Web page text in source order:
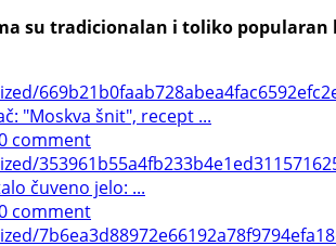
su tradicionalan i toliko popularan
"Moskva šnit", recept ...
comment
čuveno jelo: ...
comment